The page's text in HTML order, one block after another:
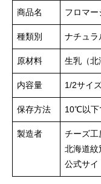
商品名 フロマー
種類別 ナチュラ
原材料 生乳（北
内容量 1/2サイ
保存方法 10℃以下
製造者
チーズ工
北海道紋
公式サイ